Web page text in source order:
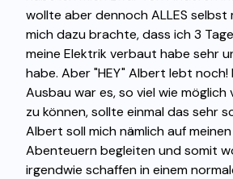
wollte aber dennoch ALLES selbst
mich dazu brachte, dass ich 3
meine Elektrik verbaut habe sehr
habe. Aber "HEY" Albert lebt noch!
Ausbau war es, so viel wie möglich
zu können, sollte einmal das sehr
Albert soll mich nämlich auf
Abenteuern begleiten und somit
irgendwie schaffen in einem